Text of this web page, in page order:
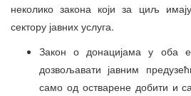
неколико закона који за циљ
сектору јавних услуга.
Закон о донацијама у оба
дозвољавати јавним
само од остварене добити и